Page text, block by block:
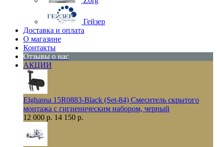
Гейзер
Доставка и оплата
О магазине
Контакты
Отзывы о нас
АКЦИИ
Elghansa 15R0883-Black (Set-84) Смеситель скрытого
монтажа с гигиеническим набором, черный
12 000 р. 14 150 р.